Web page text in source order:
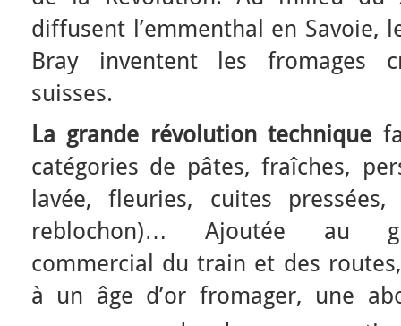
diffusent l’emmenthal en Savoie,
Bray inventent les fromages
suisses.
La grande révolution technique
catégories de pâtes, fraîches,
lavée, fleuries, cuites
reblochon)… Ajoutée au
commercial du train et des
à un âge d’or fromager, une